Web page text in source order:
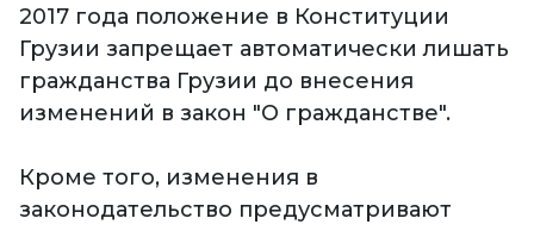
2017 года положение в Конституции
Грузии запрещает автоматически лишать
гражданства Грузии до внесения
изменений в закон "О гражданстве".
Кроме того, изменения в
законодательство предусматривают